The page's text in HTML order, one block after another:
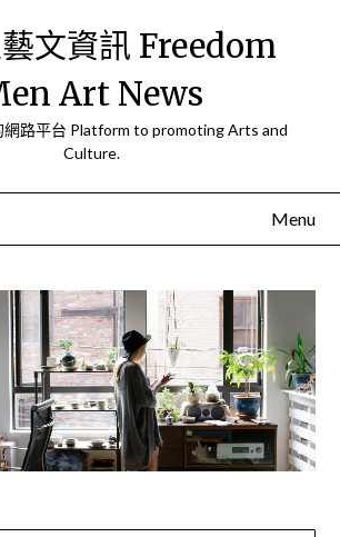
文資訊 Freedom
Art News
網路平台 Platform to promoting Arts and
Culture.
Menu